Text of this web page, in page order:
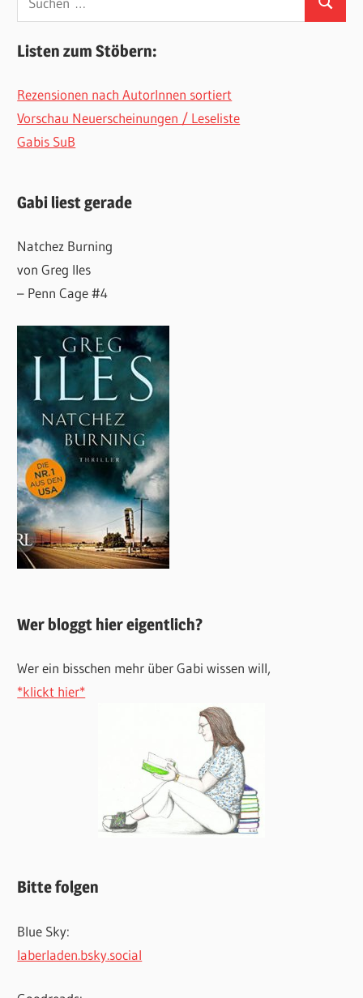
nach:
Suchen
Listen zum Stöbern:
Rezensionen nach AutorInnen sortiert
Vorschau Neuerscheinungen / Leseliste
Gabis SuB
Gabi liest gerade
Natchez Burning
von Greg Iles
– Penn Cage #4
Wer bloggt hier eigentlich?
Wer ein bisschen mehr über Gabi wissen will,
*klickt hier*
Bitte folgen
Blue Sky:
laberladen.bsky.social